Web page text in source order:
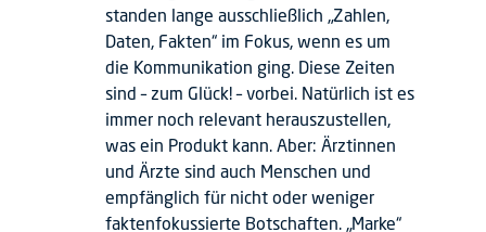
standen lange ausschließlich „Zahlen,
Daten, Fakten“ im Fokus, wenn es um
die Kommunikation ging. Diese Zeiten
sind – zum Glück! – vorbei. Natürlich ist es
immer noch relevant herauszustellen,
was ein Produkt kann. Aber: Ärztinnen
und Ärzte sind auch Menschen und
empfänglich für nicht oder weniger
faktenfokussierte Botschaften. „Marke“